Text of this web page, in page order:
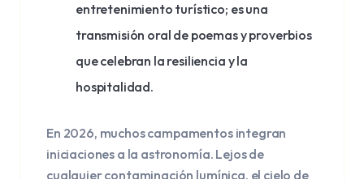
entretenimiento turístico; es una
transmisión oral de poemas y proverbios
que celebran la resiliencia y la
hospitalidad.
En 2026, muchos campamentos integran
iniciaciones a la astronomía. Lejos de
cualquier contaminación lumínica, el cielo de